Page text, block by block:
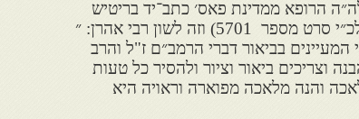
הרופא ממדינת פאס׳ כתב־יד בריטיש
( במלכ״י סרט מספר 5701) וזה לשון רבי אהרן: ״
בביאור דברי הרמב״ם ז"ל והרב
וצריכים ביאור וציור ולהסיר כל טעות
והנה מלאכה מפוארה וראויה היא